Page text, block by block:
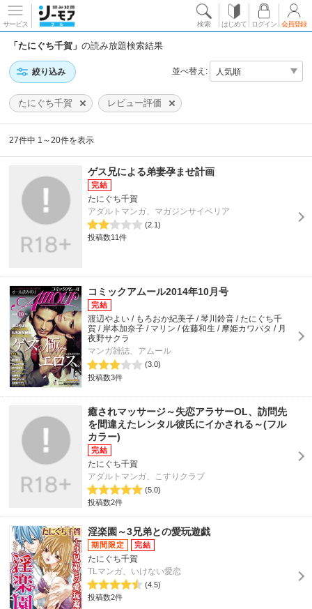
サービス 検索 はじめて ログイン 会員登録
「たにぐち千賀」の読み放題検索結果
絞り込み 並べ替え:
たにぐち千賀 レビュー評価
27件中 1～20件を表示
ゲス兄による弟妻孕ませ計画
たにぐち千賀
アダルトマンガ、マガジンサイベリア
(2.1)
投稿数11件
コミックアムール2014年10月号
渡辺やよい / もろおか紀美子 / 琴川鈴音 / たにぐち千
賀 / 岸本加奈子 / マリン / 佐藤和生 / 摩姫カワバタ / 月
夜野サクラ
マンガ雑誌、アムール
(3.0)
投稿数3件
癒されマッサージ～失恋アラサーOL、訪問先
を間違えたレンタル彼氏にイかされる～(フル
カラー)
たにぐち千賀
アダルトマンガ、こすりクラブ
(5.0)
投稿数2件
淫楽園～3兄弟との愛玩遊戯
たにぐち千賀
TLマンガ、いけない愛恋
(4.5)
投稿数2件